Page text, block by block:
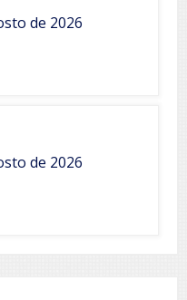
de 2026
de 2026